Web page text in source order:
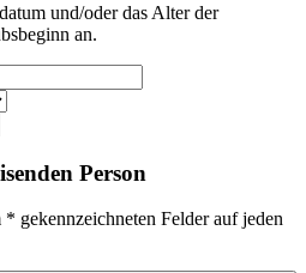
und/oder das Alter der
an.
Person
gekennzeichneten Felder auf jeden